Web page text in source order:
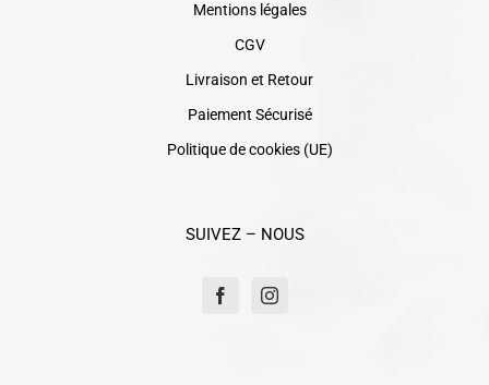
Mentions légales
CGV
Livraison et Retour
Paiement Sécurisé
Politique de cookies (UE)
SUIVEZ – NOUS